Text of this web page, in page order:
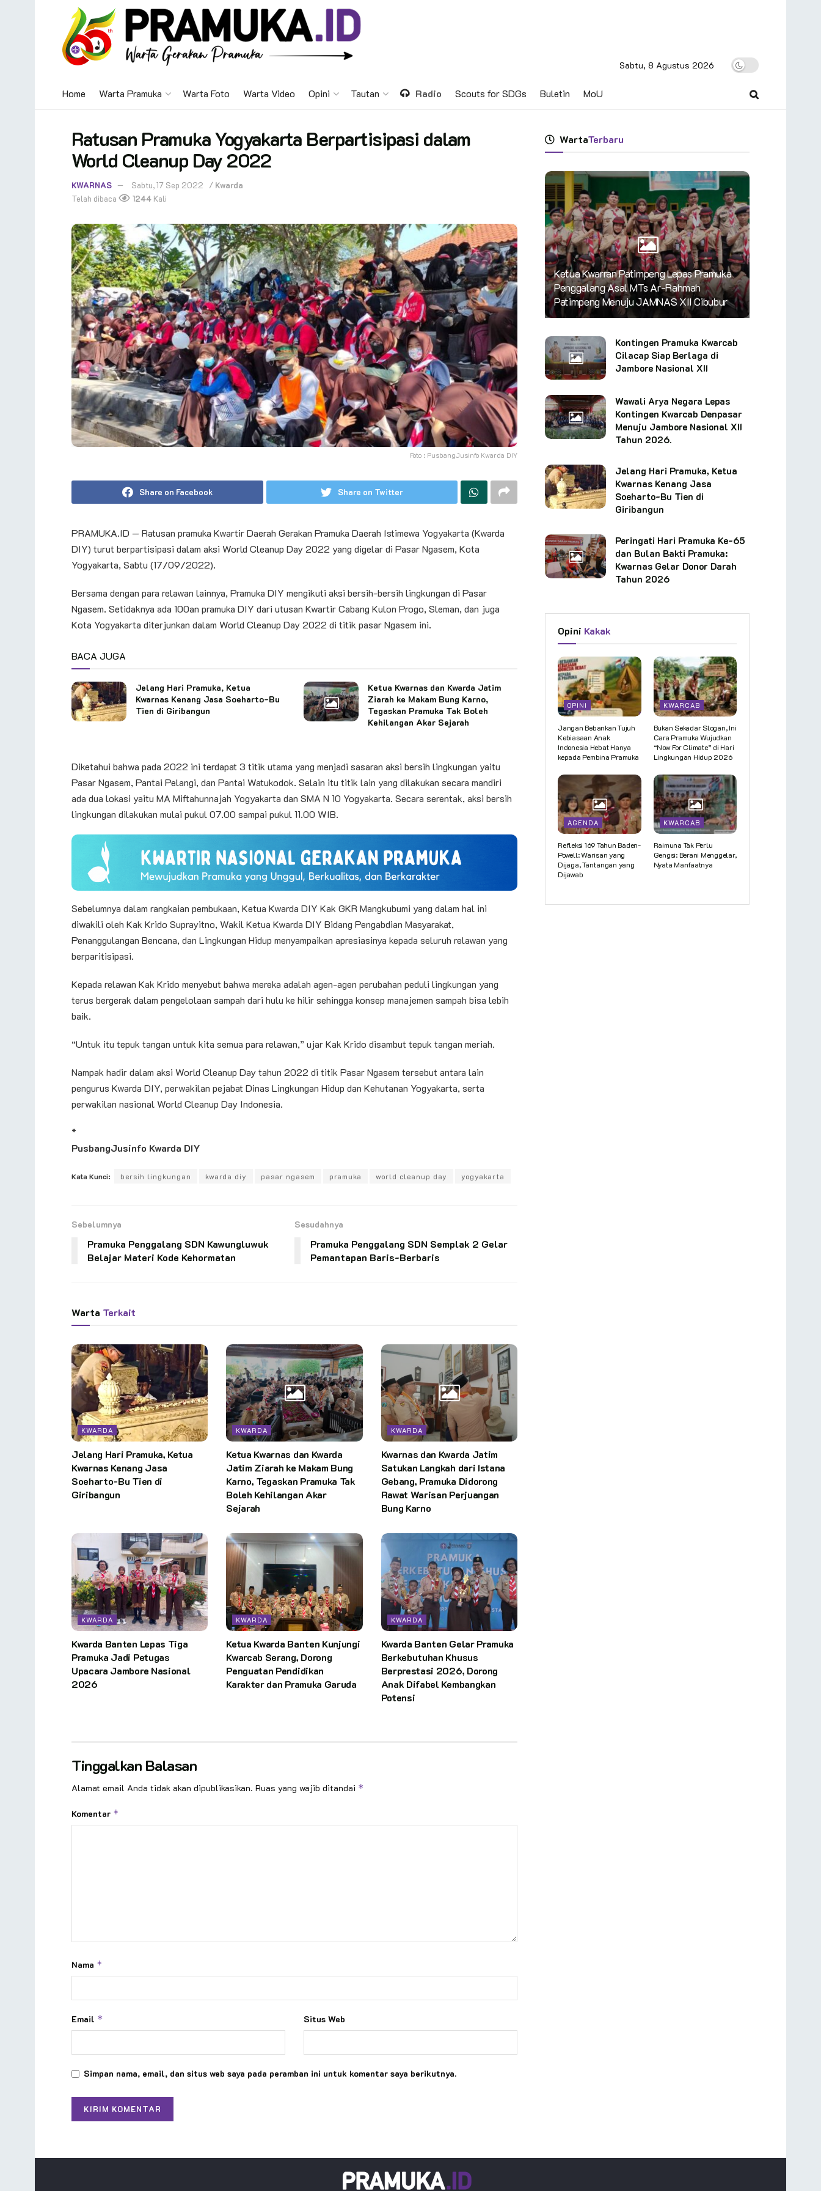
Sabtu, 8 Agustus 2026
Home Warta Pramuka Warta Foto Warta Video Opini Tautan Radio Scouts for SDGs Buletin MoU
Ratusan Pramuka Yogyakarta Berpartisipasi dalam
World Cleanup Day 2022
KWARNAS Sabtu, 17 Sep 2022 / Kwarda
Telah dibaca
1244 Kali
Foto : PusbangJusinfo Kwarda DIY
Share on Facebook Share on Twitter
PRAMUKA.ID — Ratusan pramuka Kwartir Daerah Gerakan Pramuka Daerah Istimewa Yogyakarta (Kwarda
DIY) turut berpartisipasi dalam aksi World Cleanup Day 2022 yang digelar di Pasar Ngasem, Kota
Yogyakarta, Sabtu (17/09/2022).
Bersama dengan para relawan lainnya, Pramuka DIY mengikuti aksi bersih-bersih lingkungan di Pasar
Ngasem. Setidaknya ada 100an pramuka DIY dari utusan Kwartir Cabang Kulon Progo, Sleman, dan juga
Kota Yogyakarta diterjunkan dalam World Cleanup Day 2022 di titik pasar Ngasem ini.
BACA JUGA
Jelang Hari Pramuka, Ketua
Kwarnas Kenang Jasa Soeharto-Bu
Tien di Giribangun
Ketua Kwarnas dan Kwarda Jatim
Ziarah ke Makam Bung Karno,
Tegaskan Pramuka Tak Boleh
Kehilangan Akar Sejarah
Diketahui bahwa pada 2022 ini terdapat 3 titik utama yang menjadi sasaran aksi bersih lingkungan yaitu
Pasar Ngasem, Pantai Pelangi, dan Pantai Watukodok. Selain itu titik lain yang dilakukan secara mandiri
ada dua lokasi yaitu MA Miftahunnajah Yogyakarta dan SMA N 10 Yogyakarta. Secara serentak, aksi bersih
lingkungan dilakukan mulai pukul 07.00 sampai pukul 11.00 WIB.
Sebelumnya dalam rangkaian pembukaan, Ketua Kwarda DIY Kak GKR Mangkubumi yang dalam hal ini
diwakili oleh Kak Krido Suprayitno, Wakil Ketua Kwarda DIY Bidang Pengabdian Masyarakat,
Penanggulangan Bencana, dan Lingkungan Hidup menyampaikan apresiasinya kepada seluruh relawan yang
berparitisipasi.
Kepada relawan Kak Krido menyebut bahwa mereka adalah agen-agen perubahan peduli lingkungan yang
terus bergerak dalam pengelolaan sampah dari hulu ke hilir sehingga konsep manajemen sampah bisa lebih
baik.
“Untuk itu tepuk tangan untuk kita semua para relawan,” ujar Kak Krido disambut tepuk tangan meriah.
Nampak hadir dalam aksi World Cleanup Day tahun 2022 di titik Pasar Ngasem tersebut antara lain
pengurus Kwarda DIY, perwakilan pejabat Dinas Lingkungan Hidup dan Kehutanan Yogyakarta, serta
perwakilan nasional World Cleanup Day Indonesia.
*
PusbangJusinfo Kwarda DIY
Kata Kunci: bersih lingkungan kwarda diy pasar ngasem pramuka world cleanup day yogyakarta
Sebelumnya
Pramuka Penggalang SDN Kawungluwuk
Belajar Materi Kode Kehormatan
Sesudahnya
Pramuka Penggalang SDN Semplak 2 Gelar
Pemantapan Baris-Berbaris
Warta Terkait
KWARDA
Jelang Hari Pramuka, Ketua
Kwarnas Kenang Jasa
Soeharto-Bu Tien di
Giribangun
KWARDA
Ketua Kwarnas dan Kwarda
Jatim Ziarah ke Makam Bung
Karno, Tegaskan Pramuka Tak
Boleh Kehilangan Akar
Sejarah
KWARDA
Kwarnas dan Kwarda Jatim
Satukan Langkah dari Istana
Gebang, Pramuka Didorong
Rawat Warisan Perjuangan
Bung Karno
KWARDA
Kwarda Banten Lepas Tiga
Pramuka Jadi Petugas
Upacara Jambore Nasional
2026
KWARDA
Ketua Kwarda Banten Kunjungi
Kwarcab Serang, Dorong
Penguatan Pendidikan
Karakter dan Pramuka Garuda
KWARDA
Kwarda Banten Gelar Pramuka
Berkebutuhan Khusus
Berprestasi 2026, Dorong
Anak Difabel Kembangkan
Potensi
Tinggalkan Balasan
Alamat email Anda tidak akan dipublikasikan. Ruas yang wajib ditandai *
Komentar *
Nama *
Email * Situs Web
Simpan nama, email, dan situs web saya pada peramban ini untuk komentar saya berikutnya.
WartaTerbaru
Ketua Kwarran Patimpeng Lepas Pramuka
Penggalang Asal MTs Ar-Rahmah
Patimpeng Menuju JAMNAS XII Cibubur
Kontingen Pramuka Kwarcab
Cilacap Siap Berlaga di
Jambore Nasional XII
Wawali Arya Negara Lepas
Kontingen Kwarcab Denpasar
Menuju Jambore Nasional XII
Tahun 2026.
Jelang Hari Pramuka, Ketua
Kwarnas Kenang Jasa
Soeharto-Bu Tien di
Giribangun
Peringati Hari Pramuka Ke-65
dan Bulan Bakti Pramuka:
Kwarnas Gelar Donor Darah
Tahun 2026
Opini Kakak
OPINI
Jangan Bebankan Tujuh
Kebiasaan Anak
Indonesia Hebat Hanya
kepada Pembina Pramuka
KWARCAB
Bukan Sekadar Slogan, Ini
Cara Pramuka Wujudkan
“Now For Climate” di Hari
Lingkungan Hidup 2026
AGENDA
Refleksi 169 Tahun Baden-
Powell: Warisan yang
Dijaga, Tantangan yang
Dijawab
KWARCAB
Raimuna Tak Perlu
Gengsi: Berani Menggelar,
Nyata Manfaatnya